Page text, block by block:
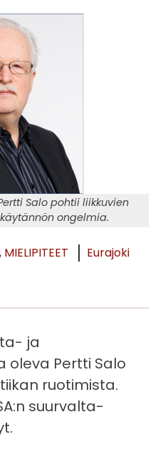
Salo pohtii liikkuvien
ongelmia.
MIELIPITEET
Eurajoki
ja
oleva Pertti Salo
ruotimista.
suurvalta-